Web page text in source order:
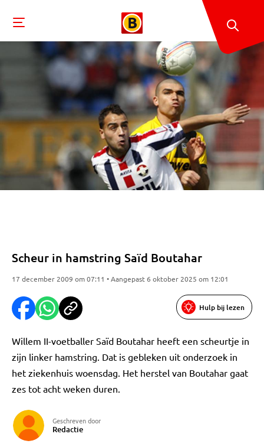
Scheur in hamstring Saïd Boutahar
17 december 2009 om 07:11 • Aangepast 6 oktober 2025 om 12:01
Hulp bij lezen
Willem II-voetballer Saïd Boutahar heeft een scheurtje in
zijn linker hamstring. Dat is gebleken uit onderzoek in
het ziekenhuis woensdag. Het herstel van Boutahar gaat
zes tot acht weken duren.
Geschreven door
Redactie